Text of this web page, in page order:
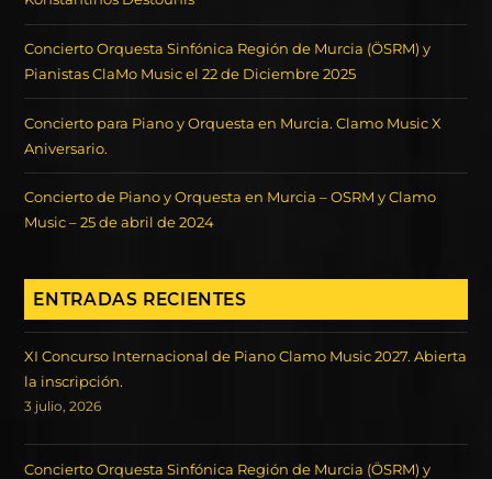
Concierto Orquesta Sinfónica Región de Murcia (ÖSRM) y
Pianistas ClaMo Music el 22 de Diciembre 2025
Concierto para Piano y Orquesta en Murcia. Clamo Music X
Aniversario.
Concierto de Piano y Orquesta en Murcia – OSRM y Clamo
Music – 25 de abril de 2024
ENTRADAS RECIENTES
XI Concurso Internacional de Piano Clamo Music 2027. Abierta
la inscripción.
3 julio, 2026
Concierto Orquesta Sinfónica Región de Murcia (ÖSRM) y